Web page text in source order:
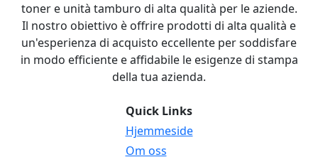
toner e unità tamburo di alta qualità per le aziende.
Il nostro obiettivo è offrire prodotti di alta qualità e
un'esperienza di acquisto eccellente per soddisfare
in modo efficiente e affidabile le esigenze di stampa
della tua azienda.
Quick Links
Hjemmeside
Om oss